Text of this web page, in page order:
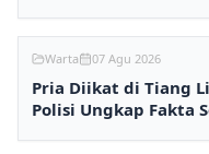
Warta 07 Agu 2026
Pria Diikat di Tiang
Polisi Ungkap Fakta